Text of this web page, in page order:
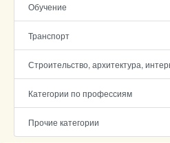
Обучение
Транспорт
Строительство, архитектура,
Категории по профессиям
Прочие категории